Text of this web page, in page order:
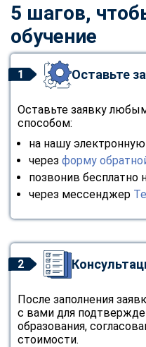
5 шагов,
обучение
1 Оставьте
Оставьте заявку
способом:
на нашу
через форму
позвонив бесплатно
через мессенджер
2
После заполнения
с вами для
образования,
стоимости.